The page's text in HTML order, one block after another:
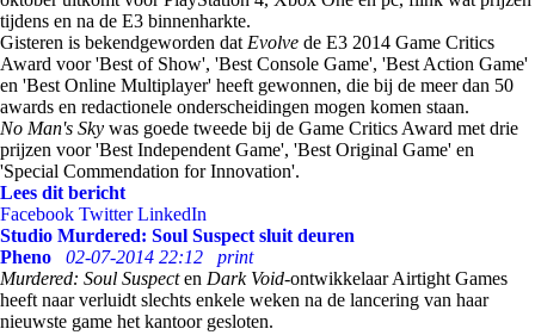
tijdens en na de E3 binnenharkte.
Gisteren is bekendgeworden dat Evolve de E3 2014 Game Critics
Award voor 'Best of Show', 'Best Console Game', 'Best Action Game'
en 'Best Online Multiplayer' heeft gewonnen, die bij de meer dan 50
awards en redactionele onderscheidingen mogen komen staan.
No Man's Sky was goede tweede bij de Game Critics Award met drie
prijzen voor 'Best Independent Game', 'Best Original Game' en
'Special Commendation for Innovation'.
Lees dit bericht
Facebook Twitter LinkedIn
Studio Murdered: Soul Suspect sluit deuren
Pheno
02-07-2014 22:12
print
Murdered: Soul Suspecten Dark Void-ontwikkelaar Airtight Games
heeft naar verluidt slechts enkele weken na de lancering van haar
nieuwste game het kantoor gesloten.